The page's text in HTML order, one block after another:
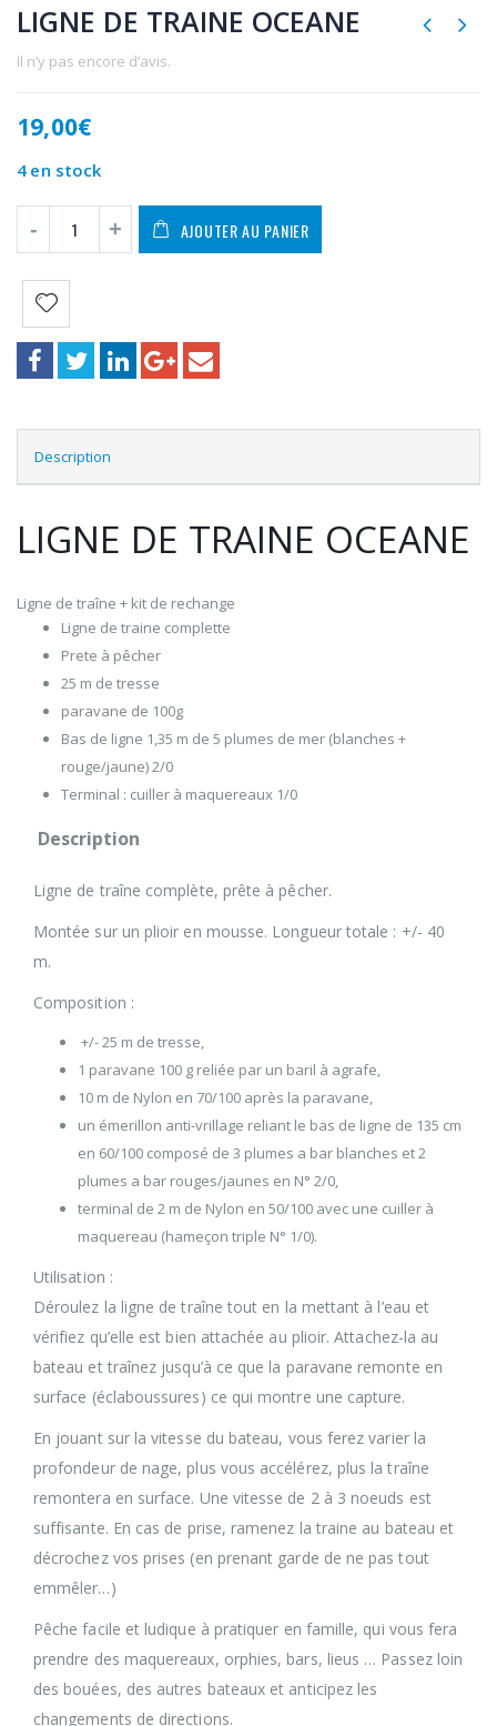
LIGNE DE TRAINE OCEANE
Il n’y pas encore d’avis.
19,00€
4 en stock
AJOUTER AU PANIER
Description
LIGNE DE TRAINE OCEANE
Ligne de traîne + kit de rechange
Ligne de traine complette
Prete à pêcher
25 m de tresse
paravane de 100g
Bas de ligne 1,35 m de 5 plumes de mer (blanches +
rouge/jaune) 2/0
Terminal : cuiller à maquereaux 1/0
Description
Ligne de traîne complète, prête à pêcher.
Montée sur un plioir en mousse. Longueur totale : +/- 40
m.
Composition :
+/- 25 m de tresse,
1 paravane 100 g reliée par un baril à agrafe,
10 m de Nylon en 70/100 après la paravane,
un émerillon anti-vrillage reliant le bas de ligne de 135 cm
en 60/100 composé de 3 plumes a bar blanches et 2
plumes a bar rouges/jaunes en N° 2/0,
terminal de 2 m de Nylon en 50/100 avec une cuiller à
maquereau (hameçon triple N° 1/0).
Utilisation :
Déroulez la ligne de traîne tout en la mettant à l’eau et
vérifiez qu’elle est bien attachée au plioir. Attachez-la au
bateau et traînez jusqu’à ce que la paravane remonte en
surface (éclaboussures) ce qui montre une capture.
En jouant sur la vitesse du bateau, vous ferez varier la
profondeur de nage, plus vous accélérez, plus la traîne
remontera en surface. Une vitesse de 2 à 3 noeuds est
suffisante. En cas de prise, ramenez la traine au bateau et
décrochez vos prises (en prenant garde de ne pas tout
emmêler…)
Pêche facile et ludique à pratiquer en famille, qui vous fera
prendre des maquereaux, orphies, bars, lieus … Passez loin
des bouées, des autres bateaux et anticipez les
changements de directions.